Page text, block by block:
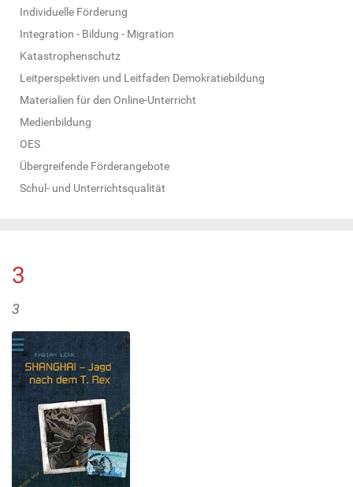
Individuelle Förderung
Integration - Bildung - Migration
Katastrophenschutz
Leitperspektiven und Leitfaden Demokratiebildung
Materialien für den Online-Unterricht
Medienbildung
OES
Übergreifende Förderangebote
Schul- und Unterrichtsqualität
3
3